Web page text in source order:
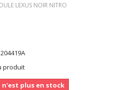
LEXUS NOIR NITRO
produit
n'est plus en stock